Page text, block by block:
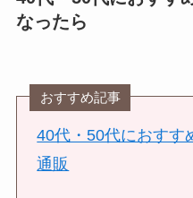
なったら
おすすめ記事
40代・50代におすす
通販